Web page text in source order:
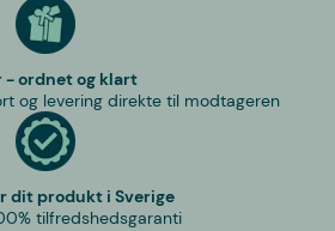
- ordnet og klart
og levering direkte til modtageren
dit produkt i Sverige
tilfredshedsgaranti